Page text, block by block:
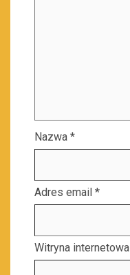
Nazwa *
Adres email *
Witryna internetowa